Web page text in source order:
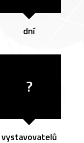
dní
?
vystavovatelů